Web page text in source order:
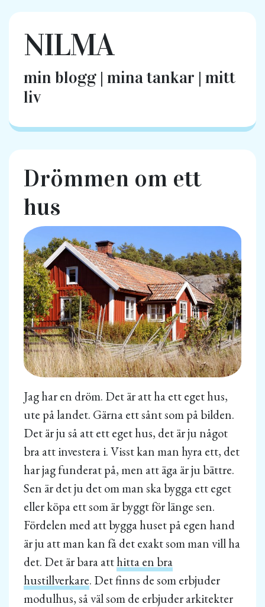
NILMA
min blogg | mina tankar | mitt
liv
Drömmen om ett
hus
Jag har en dröm. Det är att ha ett eget hus,
ute på landet. Gärna ett sånt som på bilden.
Det är ju så att ett eget hus, det är ju något
bra att investera i. Visst kan man hyra ett, det
har jag funderat på, men att äga är ju bättre.
Sen är det ju det om man ska bygga ett eget
eller köpa ett som är byggt för länge sen.
Fördelen med att bygga huset på egen hand
är ju att man kan få det exakt som man vill ha
det. Det är bara atthitta en bra
hustillverkare. Det finns de som erbjuder
modulhus, så väl som de erbjuder arkitekter